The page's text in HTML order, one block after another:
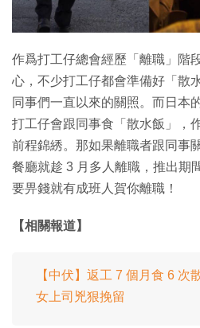
作爲打工仔總會經歷「離職」階
心，不少打工仔都會準備好「散
同事們一直以來的關照。而日本
打工仔會跟同事食「散水飯」，
前程錦綉。那如果離職者跟同事
餐廳就趁 3 月多人離職，推出期
要畀錢就有成班人賀你離職！
【相關報道】
【中伏】返工 7 個月食 6 次
女上司兇狠挽留